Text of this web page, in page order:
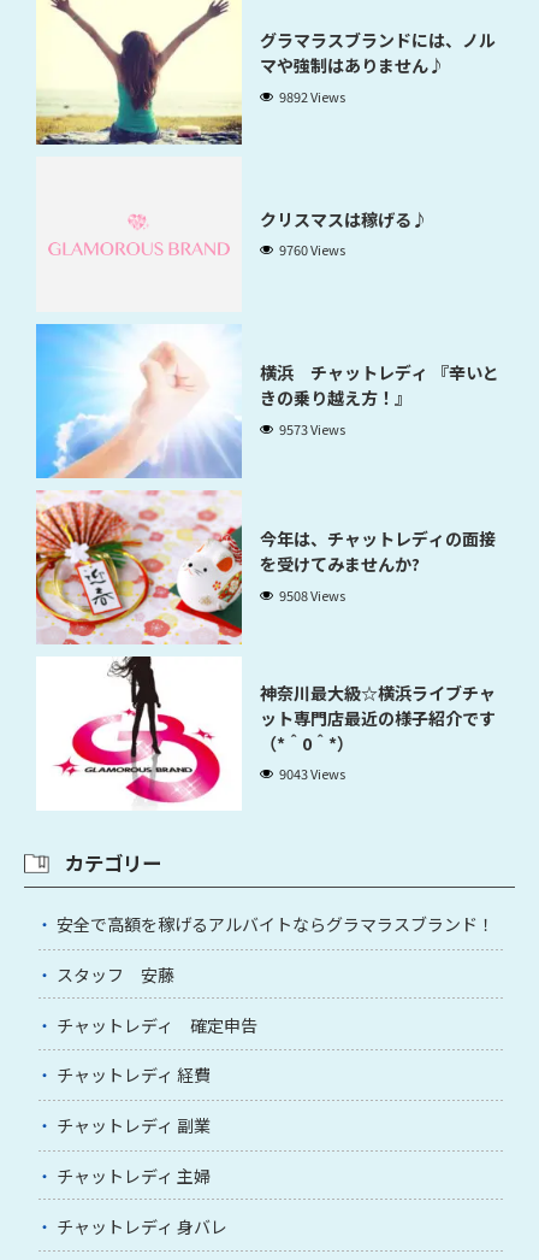
グラマラスブランドには、ノル
マや強制はありません♪
9892 Views
クリスマスは稼げる♪
9760 Views
横浜 チャットレディ 『辛いと
きの乗り越え方！』
9573 Views
今年は、チャットレディの面接
を受けてみませんか?
9508 Views
神奈川最大級☆横浜ライブチャ
ット専門店最近の様子紹介です
（*＾0＾*）
9043 Views
カテゴリー
安全で高額を稼げるアルバイトならグラマラスブランド！
スタッフ 安藤
チャットレディ 確定申告
チャットレディ 経費
チャットレディ 副業
チャットレディ 主婦
チャットレディ 身バレ